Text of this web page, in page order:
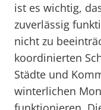
ist es wichtig,
zuverlässig
nicht zu
koordinierten
Städte und
winterlichen